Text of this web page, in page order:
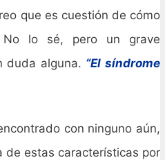
que es cuestión de cómo
lo sé, pero un grave
duda alguna. “El síndrome
con ninguno aún,
de estas características por